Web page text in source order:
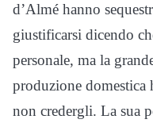
d’Almé hanno
giustificarsi dicendo
personale, ma la
produzione domestica
non credergli. La sua